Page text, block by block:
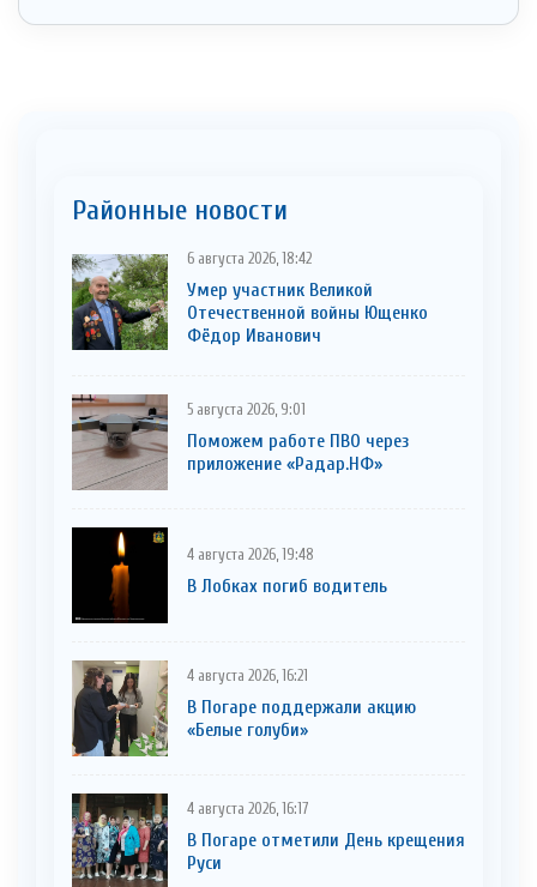
Районные новости
6 августа 2026, 18:42
Умер участник Великой
Отечественной войны Ющенко
Фёдор Иванович
5 августа 2026, 9:01
Поможем работе ПВО через
приложение «Радар.НФ»
4 августа 2026, 19:48
В Лобках погиб водитель
4 августа 2026, 16:21
В Погаре поддержали акцию
«Белые голуби»
4 августа 2026, 16:17
В Погаре отметили День крещения
Руси